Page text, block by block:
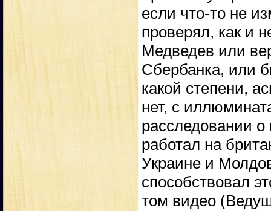
если что-то не
проверял, как и
Медведев или
Сбербанка, или
какой степени,
нет, с
расследовании о
работал на
Украине и
способствовал
том видео